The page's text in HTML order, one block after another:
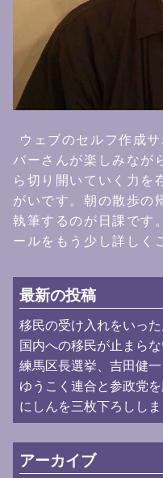
ウェブのセルフ作成
バーさんが楽しみなが
ら切り開いていく力を
がいです。朝の散歩の
執筆するのが日課です
ールをもう少し詳しく
最新の投稿
移民の受け入れをいっ
国内への移民が止まら
練馬区長選挙、吉田健
ゆうこく連合と参政党
にしんを三枚下ろしし
アーカイブ